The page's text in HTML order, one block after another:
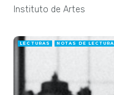
Instituto de Artes
LECTURAS NOTAS DE LECTURA